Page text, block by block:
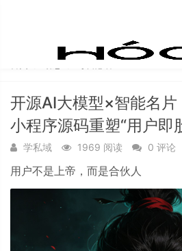
开源AI大模型×智能名
小程序源码重塑“用户即
学私域 1969 阅读 0 评论
用户不是上帝，而是合伙人